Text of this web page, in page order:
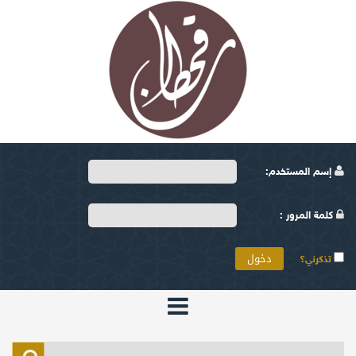
إسم المستخدم:
كلمة المرور :
تذكرني؟